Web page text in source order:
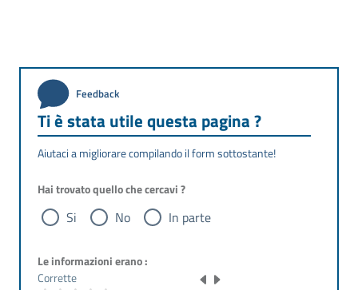
Feedback
Ti è stata utile questa pagina ?
Aiutaci a migliorare compilando il form sottostante!
Hai trovato quello che cercavi ?
Si No In parte
Le informazioni erano :
Corrette